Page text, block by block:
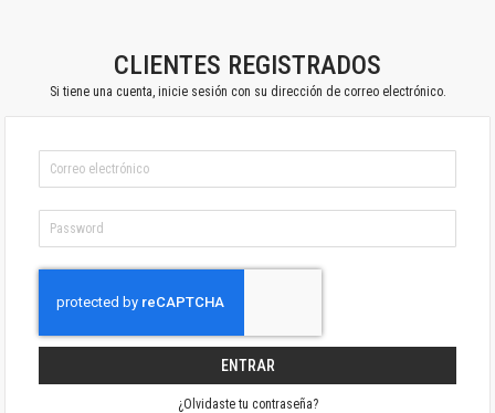
CLIENTES REGISTRADOS
Si tiene una cuenta, inicie sesión con su dirección de correo electrónico.
ENTRAR
¿Olvidaste tu contraseña?